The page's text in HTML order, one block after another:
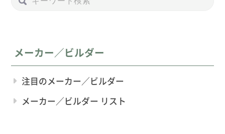
メーカー／ビルダー
注目のメーカー／ビルダー
メーカー／ビルダー リスト